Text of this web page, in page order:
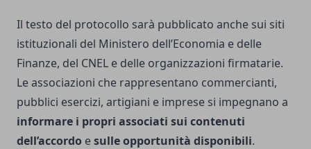
Il testo del protocollo sarà pubblicato anche sui siti
istituzionali del Ministero dell’Economia e delle
Finanze, del CNEL e delle organizzazioni firmatarie.
Le associazioni che rappresentano commercianti,
pubblici esercizi, artigiani e imprese si impegnano a
informare i propri associati sui contenuti
dell’accordo esulle opportunità disponibili.